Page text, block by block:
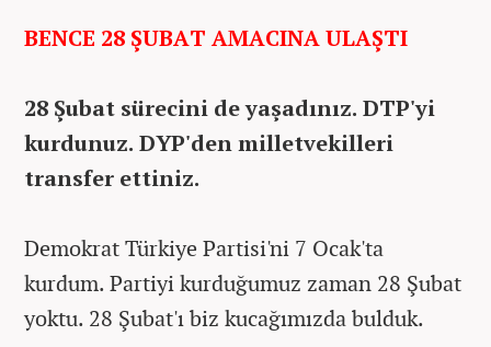
BENCE 28 ŞUBAT AMACINA ULAŞTI
28 Şubat sürecini de yaşadınız. DTP'yi
kurdunuz. DYP'den milletvekilleri
transfer ettiniz.
Demokrat Türkiye Partisi'ni 7 Ocak'ta
kurdum. Partiyi kurduğumuz zaman 28 Şubat
yoktu. 28 Şubat'ı biz kucağımızda bulduk.